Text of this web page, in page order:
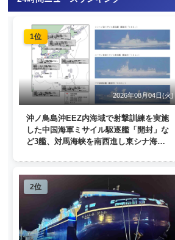
1位
2026年08月04日(火)
沖ノ鳥島沖EEZ内海域で射撃訓練を実施
した中国海軍ミサイル駆逐艦「開封」な
ど3艦、対馬海峡を南西進し東シナ海
2位